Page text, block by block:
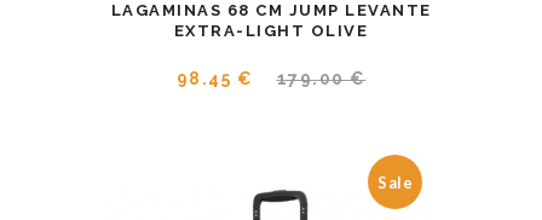
LAGAMINAS 68 CM JUMP LEVANTE
EXTRA-LIGHT OLIVE
98.45 € 179.00 €
Sale